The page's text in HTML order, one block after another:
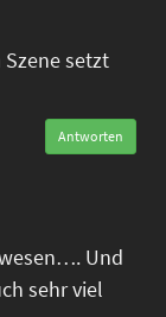
setzt
Antworten
Und
sehr viel